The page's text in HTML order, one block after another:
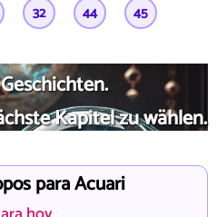
32 44 45
Kapitel zu wählen.
para Acuari